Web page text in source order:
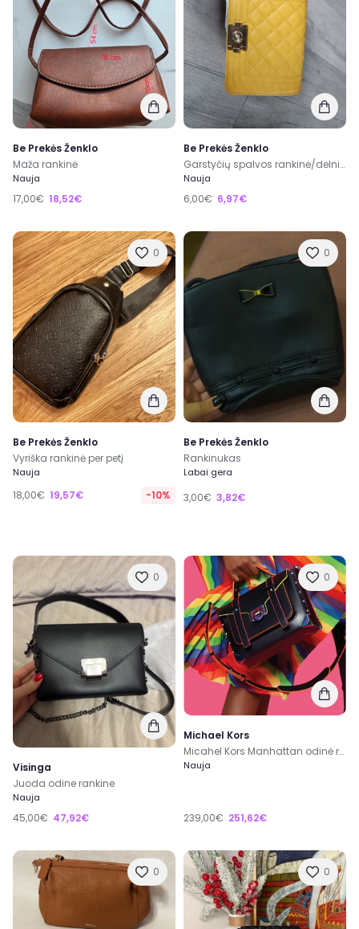
Be Prekės Ženklo
Maža rankinė
Nauja
17,00€ 18,52€
Be Prekės Ženklo
Garstyčių spalvos rankinė/delninė su ilgu dirželiu
Nauja
6,00€ 6,97€
0
Be Prekės Ženklo
Vyriška rankinė per petį
Nauja
18,00€ 19,57€ -10%
0
Be Prekės Ženklo
Rankinukas
Labai gera
3,00€ 3,82€
0
Visinga
Juoda odine rankine
Nauja
45,00€ 47,92€
0
Michael Kors
Micahel Kors Manhattan odinė rankinė
Nauja
239,00€ 251,62€
0 0